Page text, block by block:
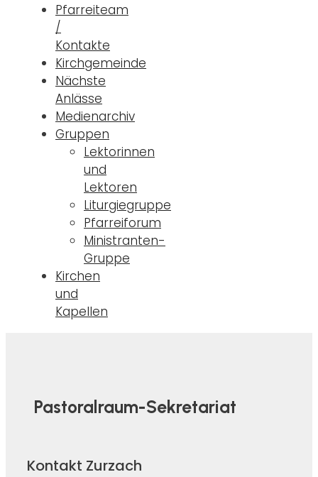
Pfarreiteam
/
Kontakte
Kirchgemeinde
Nächste
Anlässe
Medienarchiv
Gruppen
Lektorinnen
und
Lektoren
Liturgiegruppe
Pfarreiforum
Ministranten-
Gruppe
Kirchen
und
Kapellen
Pastoralraum-Sekretariat
Kontakt Zurzach